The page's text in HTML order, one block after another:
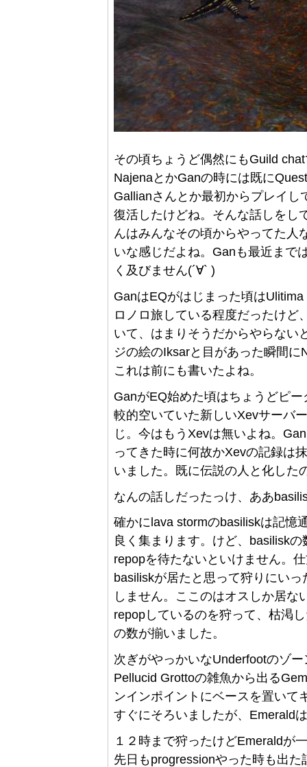
その頃ちょうど偶然にもGuild
NajenaとかGanの時には既に
Gallianさんとか最初からプレイ
復活したけどね。そんな話しをし
んはみんなその頃からやってた人
いな感じだよね。Ganも最近まで
く及びません(´∀` )
GanはEQがはじまった頃は
ロノロ旅している程度だったけど
いて、はまりそうだからやらない
ジの絵のIksarと目があった瞬間
これは前にも書いたよね。
GanがEQ始めた頃はちょうどピ
較的空いていた新しいXevサーバ
じ。今はもうXevは無いよね。
ってきた時に何故かXevの記録は
いました。既に伝説の人と化した
なんの話しだったっけ、ああ
確かにlava stormのbasiliskは記憶
良く集まります。けど、basilisk
repopを待たないといけません。
basiliskが居たと思って狩りにい
しません。ここのはオスしか居な
repopしているのを狩って、枯渇
の数が揃いました。
次ぎがやっかいなUnderfootのゾ
Pellucid Grottoの雑魚から出る
ンインポイントにベースを置いて
すぐにそろいましたが、Emerald
１２時まで狩ったけどEmeraldが
先日もprogressionやった時も出た